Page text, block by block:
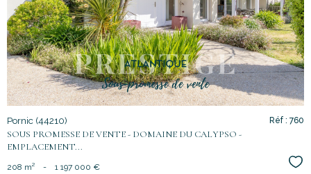
bien
Pornic (44210)
SOUS PROMESSE DE VENTE - DOMAINE DU CALYPSO -
EMPLACEMENT...
Réf : 760
208 m² - 1 197 000 €